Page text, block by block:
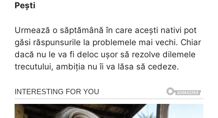
Pești
Urmează o săptămână în care acești nativi pot
găsi răspunsurile la problemele mai vechi. Chiar
dacă nu le va fi deloc ușor să rezolve dilemele
trecutului, ambiția nu îi va lăsa să cedeze.